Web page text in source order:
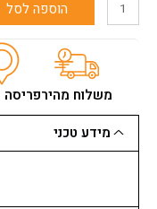
מקצועי
להבים
הוספה לסל
משלוח מהיר
מידע טכני